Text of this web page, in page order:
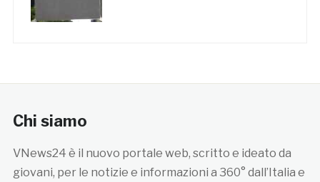
Chi siamo
VNews24 è il nuovo portale web, scritto e ideato da
giovani, per le notizie e informazioni a 360° dall’Italia e